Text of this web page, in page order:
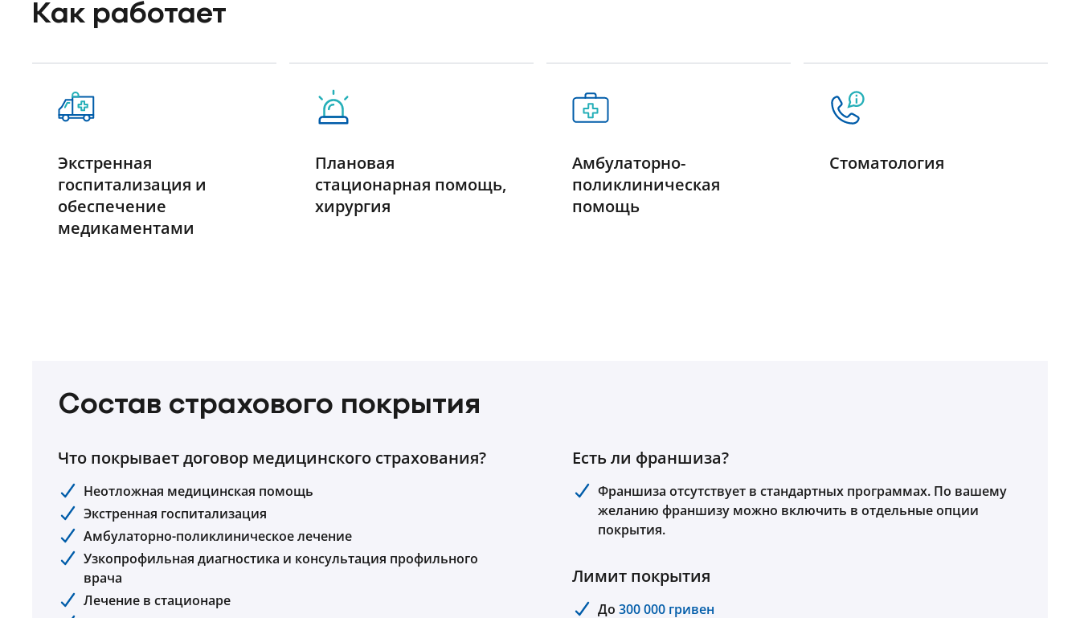
Как работает
Экстренная
госпитализация и
обеспечение
медикаментами
Плановая
стационарная помощь,
хирургия
Амбулаторно-
поликлиническая
помощь
Стоматология
Состав страхового покрытия
Что покрывает договор медицинского страхования?
Неотложная медицинская помощь
Экстренная госпитализация
Амбулаторно-поликлиническое лечение
Узкопрофильная диагностика и консультация профильного
врача
Лечение в стационаре
Есть ли франшиза?
Франшиза отсутствует в стандартных программах. По вашему
желанию франшизу можно включить в отдельные опции
покрытия.
Лимит покрытия
До 300 000 гривен